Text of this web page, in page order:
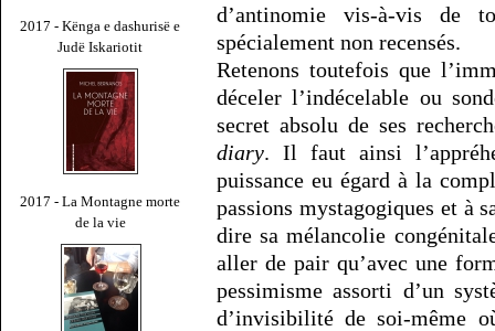
2017 - Kënga e dashurisë e
Judë Iskariotit
2017 - La Montagne morte
de la vie
d’antinomie vis-à-vis de
spécialement non recensés.
Retenons toutefois que
déceler l’indécelable ou
secret absolu de ses
diary. Il faut ainsi
puissance eu égard à la
passions mystagogiques et à
dire sa mélancolie
aller de pair qu’avec une
pessimisme assorti d’un
d’invisibilité de soi-même